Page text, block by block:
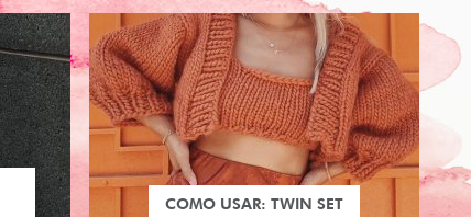
COMO USAR: TWIN SET